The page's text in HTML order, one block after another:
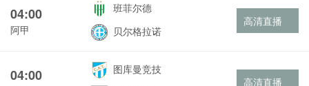
04:00
阿甲
班菲尔德
贝尔格拉诺
高清直播
04:00
图库曼竞技
高清直播